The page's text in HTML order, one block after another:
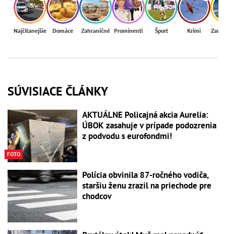
Najčítanejšie Domáce Zahraničné Prominenti Šport Krimi
SÚVISIACE ČLÁNKY
FOTO
AKTUÁLNE Policajná akcia Aurelia:
ÚBOK zasahuje v prípade podozrenia
z podvodu s eurofondmi!
Polícia obvinila 87-ročného vodiča,
staršiu ženu zrazil na priechode pre
chodcov